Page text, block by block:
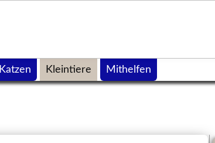
Katzen Kleintiere Mithelfen